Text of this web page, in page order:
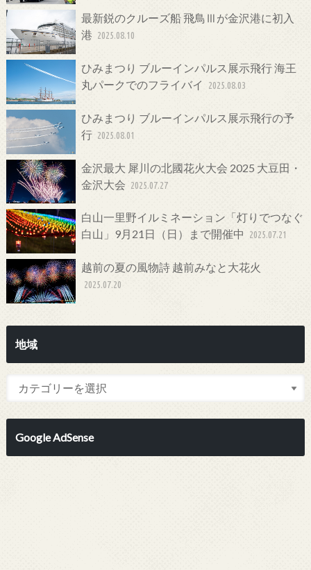
最新鋭のクルーズ船 飛鳥Ⅲが金沢港に初入
港 2025.08.10
ひみまつり ブルーインパルス展示飛行 海王
丸パークでのフライバイ
2025.08.03
ひみまつり ブルーインパルス展示飛行の予
行 2025.08.01
金沢最大 犀川の北國花火大会 2025 大豆田・
金沢大会 2025.07.27
白山一里野イルミネーション「灯りでつなぐ
白山」9月21日（日）まで開催中
2025.07.21
越前の夏の風物詩 越前みなと大花火
2025.07.20
地域
Google AdSense